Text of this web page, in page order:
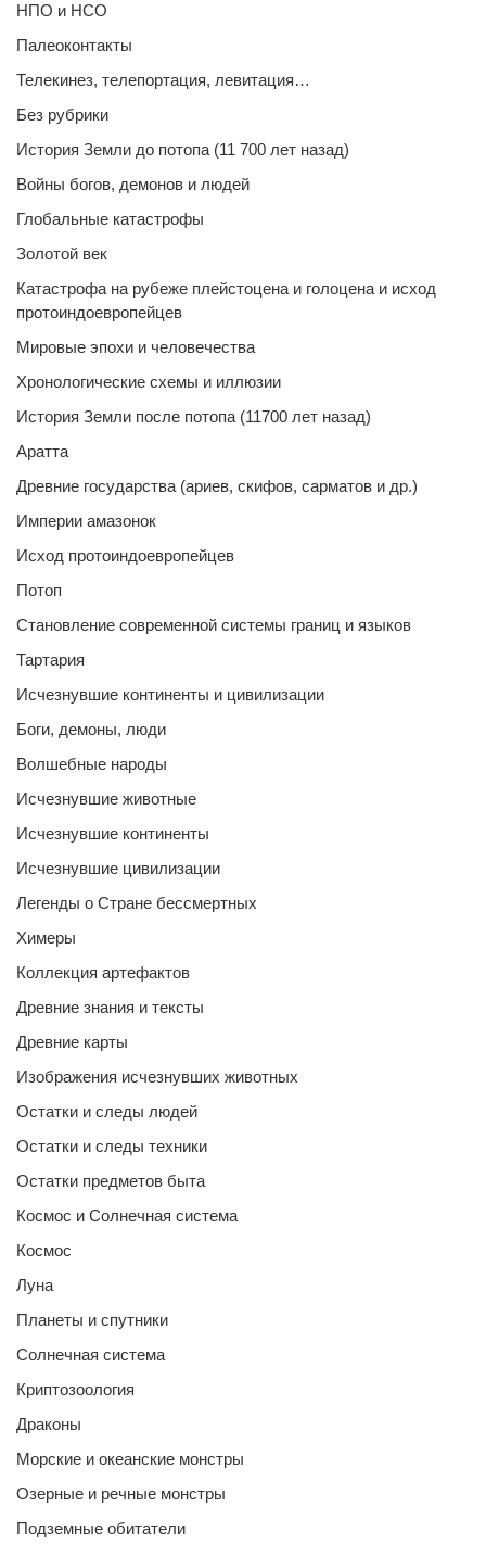
НПО и НСО
Палеоконтакты
Телекинез, телепортация, левитация…
Без рубрики
История Земли до потопа (11 700 лет назад)
Войны богов, демонов и людей
Глобальные катастрофы
Золотой век
Катастрофа на рубеже плейстоцена и голоцена и исход
протоиндоевропейцев
Мировые эпохи и человечества
Хронологические схемы и иллюзии
История Земли после потопа (11700 лет назад)
Аратта
Древние государства (ариев, скифов, сарматов и др.)
Империи амазонок
Исход протоиндоевропейцев
Потоп
Становление современной системы границ и языков
Тартария
Исчезнувшие континенты и цивилизации
Боги, демоны, люди
Волшебные народы
Исчезнувшие животные
Исчезнувшие континенты
Исчезнувшие цивилизации
Легенды о Стране бессмертных
Химеры
Коллекция артефактов
Древние знания и тексты
Древние карты
Изображения исчезнувших животных
Остатки и следы людей
Остатки и следы техники
Остатки предметов быта
Космос и Солнечная система
Космос
Луна
Планеты и спутники
Солнечная система
Криптозоология
Драконы
Морские и океанские монстры
Озерные и речные монстры
Подземные обитатели